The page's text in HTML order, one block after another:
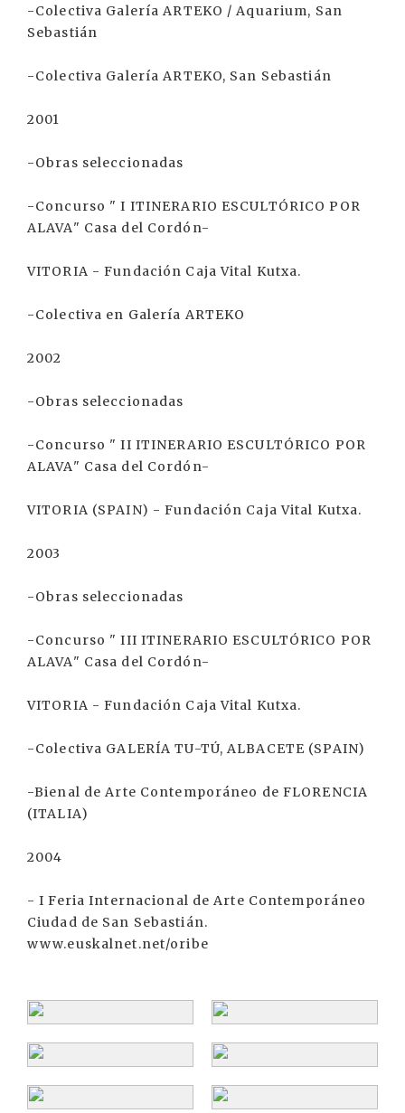
-Colectiva Galería ARTEKO / Aquarium, San
Sebastián
-Colectiva Galería ARTEKO, San Sebastián
2001
-Obras seleccionadas
-Concurso " I ITINERARIO ESCULTÓRICO POR
ALAVA" Casa del Cordón-
VITORIA - Fundación Caja Vital Kutxa.
-Colectiva en Galería ARTEKO
2002
-Obras seleccionadas
-Concurso " II ITINERARIO ESCULTÓRICO POR
ALAVA" Casa del Cordón-
VITORIA (SPAIN) - Fundación Caja Vital Kutxa.
2003
-Obras seleccionadas
-Concurso " III ITINERARIO ESCULTÓRICO POR
ALAVA" Casa del Cordón-
VITORIA - Fundación Caja Vital Kutxa.
-Colectiva GALERÍA TU-TÚ, ALBACETE (SPAIN)
-Bienal de Arte Contemporáneo de FLORENCIA
(ITALIA)
2004
- I Feria Internacional de Arte Contemporáneo
Ciudad de San Sebastián.
www.euskalnet.net/oribe